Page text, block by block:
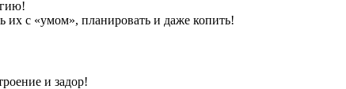
их с «умом», планировать и даже копить!
и задор!